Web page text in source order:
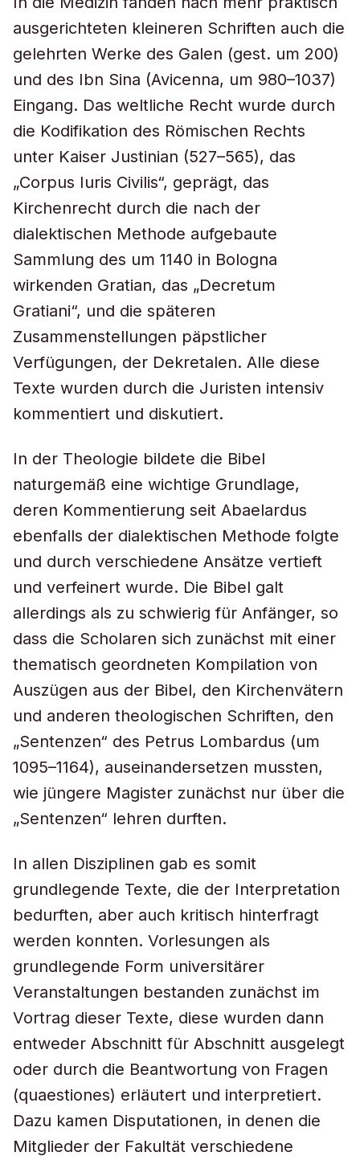
ausgerichteten kleineren Schriften auch die
gelehrten Werke des Galen (gest. um 200)
und des Ibn Sina (Avicenna, um 980–1037)
Eingang. Das weltliche Recht wurde durch
die Kodifikation des Römischen Rechts
unter Kaiser Justinian (527–565), das
„Corpus Iuris Civilis“, geprägt, das
Kirchenrecht durch die nach der
dialektischen Methode aufgebaute
Sammlung des um 1140 in Bologna
wirkenden Gratian, das „Decretum
Gratiani“, und die späteren
Zusammenstellungen päpstlicher
Verfügungen, der Dekretalen. Alle diese
Texte wurden durch die Juristen intensiv
kommentiert und diskutiert.
In der Theologie bildete die Bibel
naturgemäß eine wichtige Grundlage,
deren Kommentierung seit Abaelardus
ebenfalls der dialektischen Methode folgte
und durch verschiedene Ansätze vertieft
und verfeinert wurde. Die Bibel galt
allerdings als zu schwierig für Anfänger, so
dass die Scholaren sich zunächst mit einer
thematisch geordneten Kompilation von
Auszügen aus der Bibel, den Kirchenvätern
und anderen theologischen Schriften, den
„Sentenzen“ des Petrus Lombardus (um
1095–1164), auseinandersetzen mussten,
wie jüngere Magister zunächst nur über die
„Sentenzen“ lehren durften.
In allen Disziplinen gab es somit
grundlegende Texte, die der Interpretation
bedurften, aber auch kritisch hinterfragt
werden konnten. Vorlesungen als
grundlegende Form universitärer
Veranstaltungen bestanden zunächst im
Vortrag dieser Texte, diese wurden dann
entweder Abschnitt für Abschnitt ausgelegt
oder durch die Beantwortung von Fragen
(quaestiones) erläutert und interpretiert.
Dazu kamen Disputationen, in denen die
Mitglieder der Fakultät verschiedene